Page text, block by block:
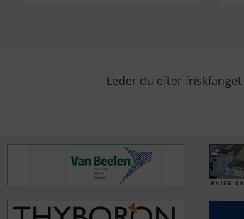
Leder du efter friskfanget